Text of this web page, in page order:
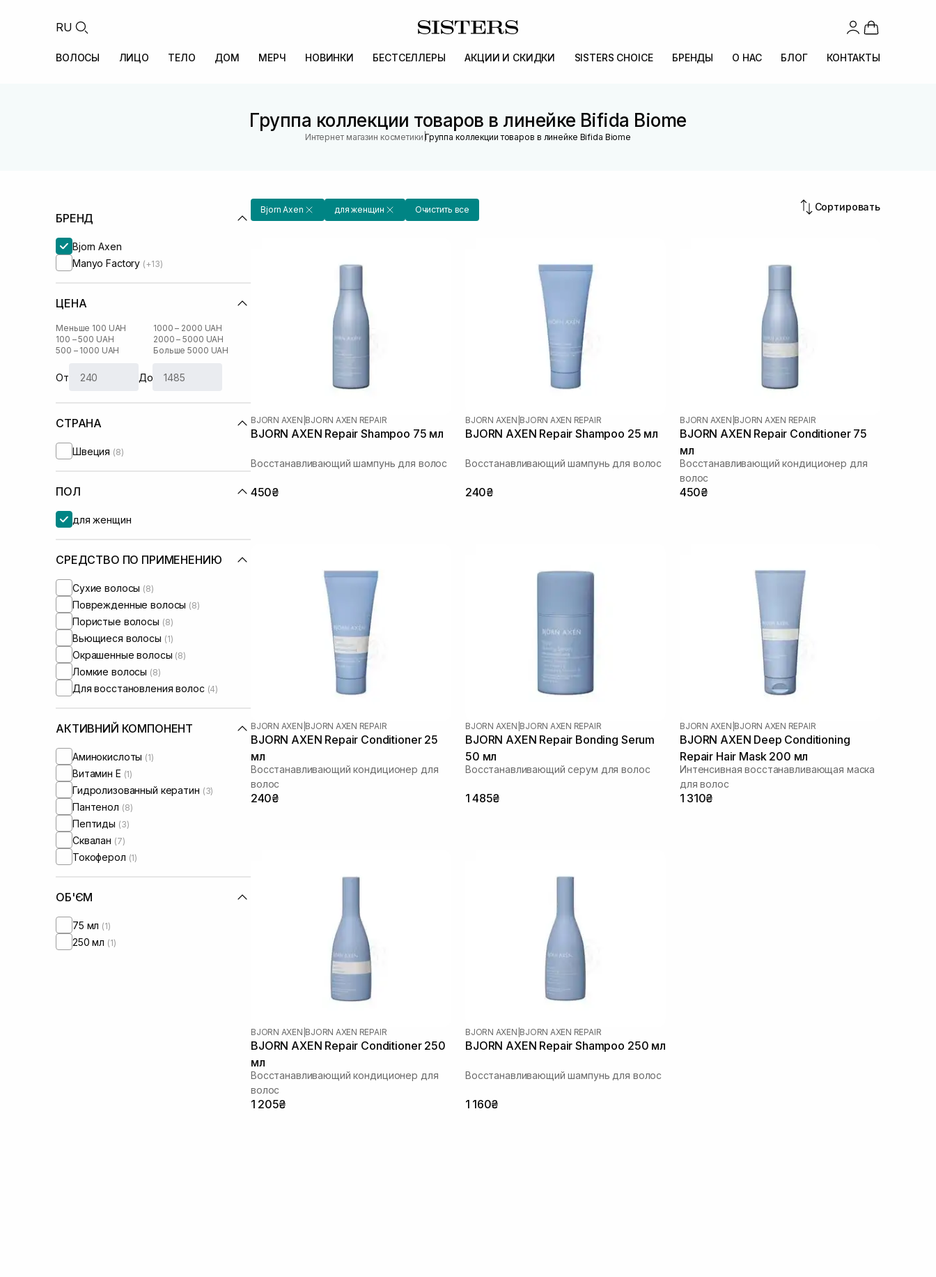
RU
ВОЛОСЫ ЛИЦО ТЕЛО ДОМ МЕРЧ НОВИНКИ БЕСТСЕЛЛЕРЫ АКЦИИ И СКИДКИ SISTERS CHOICE БРЕНДЫ О НАС БЛОГ КОНТАКТЫ
Группа коллекции товаров в линейке Bifida Biome
Интернет магазин косметики |Группа коллекции товаров в линейке Bifida Biome
БРЕНД
Bjorn Axen
Manyo Factory (+13)
ЦЕНА
Меньше 100 UAH
100 – 500 UAH
500 – 1000 UAH
1000 – 2000 UAH
2000 – 5000 UAH
Больше 5000 UAH
От До
СТРАНА
Швеция (8)
ПОЛ
для женщин
СРЕДСТВО ПО ПРИМЕНЕНИЮ
Сухие волосы (8)
Поврежденные волосы (8)
Пористые волосы (8)
Вьющиеся волосы (1)
Окрашенные волосы (8)
Ломкие волосы (8)
Для восстановления волос (4)
АКТИВНИЙ КОМПОНЕНТ
Аминокислоты (1)
Витамин Е (1)
Гидролизованный кератин (3)
Пантенол (8)
Пептиды (3)
Сквалан (7)
Токоферол (1)
ОБ'ЄМ
75 мл (1)
250 мл (1)
Bjorn Axen для женщин Очистить все Сортировать
BJORN AXEN BJORN AXEN REPAIR
BJORN AXEN Repair Shampoo 75 мл
Восстанавливающий шампунь для волос
450₴
BJORN AXEN BJORN AXEN REPAIR
BJORN AXEN Repair Shampoo 25 мл
Восстанавливающий шампунь для волос
240₴
BJORN AXEN BJORN AXEN REPAIR
BJORN AXEN Repair Conditioner 75
мл
Восстанавливающий кондиционер для
волос
450₴
BJORN AXEN BJORN AXEN REPAIR
BJORN AXEN Repair Conditioner 25
мл
Восстанавливающий кондиционер для
волос
240₴
BJORN AXEN BJORN AXEN REPAIR
BJORN AXEN Repair Bonding Serum
50 мл
Восстанавливающий серум для волос
1 485₴
BJORN AXEN BJORN AXEN REPAIR
BJORN AXEN Deep Conditioning
Repair Hair Mask 200 мл
Интенсивная восстанавливающая маска
для волос
1 310₴
BJORN AXEN BJORN AXEN REPAIR
BJORN AXEN Repair Conditioner 250
мл
Восстанавливающий кондиционер для
волос
1 205₴
BJORN AXEN BJORN AXEN REPAIR
BJORN AXEN Repair Shampoo 250 мл
Восстанавливающий шампунь для волос
1 160₴